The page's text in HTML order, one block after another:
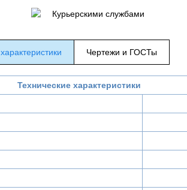
Курьерскими службами
Чертежи и ГОСТы
Технические характеристики